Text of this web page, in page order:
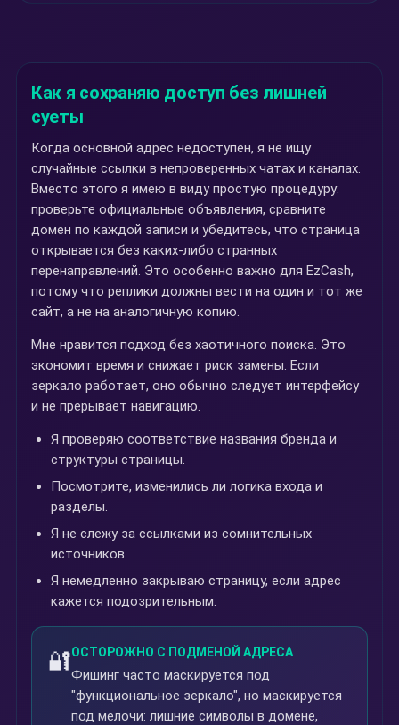
Как я сохраняю доступ без лишней
суеты
Когда основной адрес недоступен, я не ищу
случайные ссылки в непроверенных чатах и каналах.
Вместо этого я имею в виду простую процедуру:
проверьте официальные объявления, сравните
домен по каждой записи и убедитесь, что страница
открывается без каких-либо странных
перенаправлений. Это особенно важно для EzCash,
потому что реплики должны вести на один и тот же
сайт, а не на аналогичную копию.
Мне нравится подход без хаотичного поиска. Это
экономит время и снижает риск замены. Если
зеркало работает, оно обычно следует интерфейсу
и не прерывает навигацию.
Я проверяю соответствие названия бренда и
структуры страницы.
Посмотрите, изменились ли логика входа и
разделы.
Я не слежу за ссылками из сомнительных
источников.
Я немедленно закрываю страницу, если адрес
кажется подозрительным.
🔐ОСТОРОЖНО С ПОДМЕНОЙ АДРЕСА
Фишинг часто маскируется под
"функциональное зеркало", но маскируется
под мелочи: лишние символы в домене,